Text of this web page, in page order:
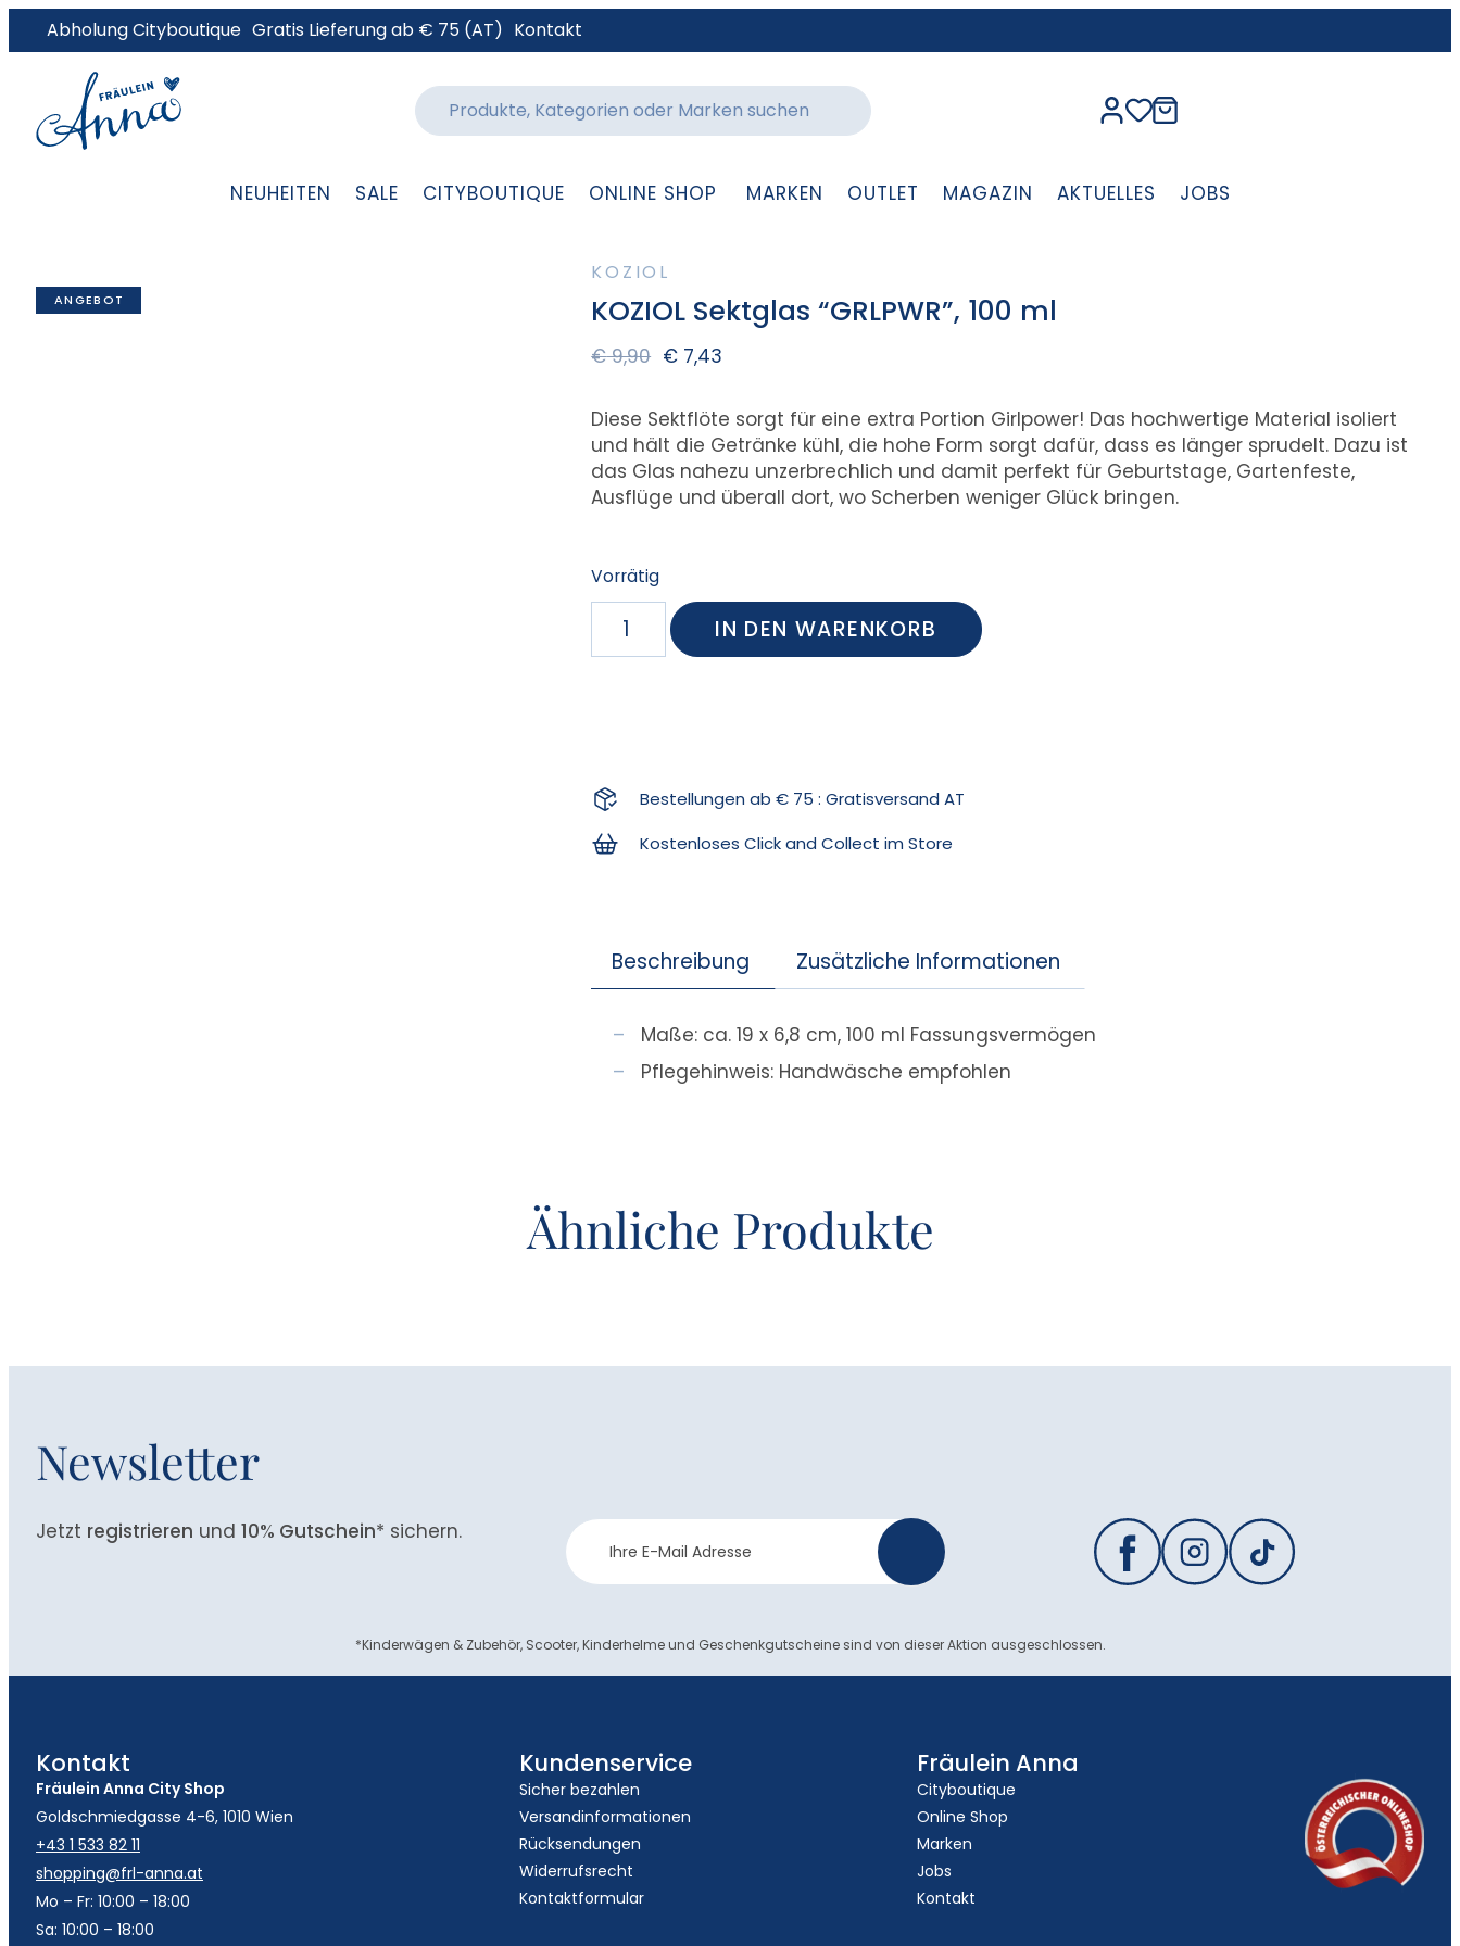
Abholung Cityboutique Gratis Lieferung ab € 75 (AT) Kontakt
NEUHEITEN SALE CITYBOUTIQUE ONLINE SHOP MARKEN OUTLET MAGAZIN AKTUELLES JOBS
ANGEBOT
KOZIOL
KOZIOL Sektglas “GRLPWR”, 100 ml
€9,90 € 7,43
Diese Sektflöte sorgt für eine extra Portion Girlpower! Das hochwertige Material isoliert
und hält die Getränke kühl, die hohe Form sorgt dafür, dass es länger sprudelt. Dazu ist
das Glas nahezu unzerbrechlich und damit perfekt für Geburtstage, Gartenfeste,
Ausflüge und überall dort, wo Scherben weniger Glück bringen.
Vorrätig
IN DEN WARENKORB
Bestellungen ab € 75 : Gratisversand AT
Kostenloses Click and Collect im Store
Beschreibung Zusätzliche Informationen
Maße: ca. 19 x 6,8 cm, 100 ml Fassungsvermögen
Pflegehinweis: Handwäsche empfohlen
Ähnliche Produkte
Newsletter
Jetzt registrieren und 10% Gutschein* sichern.
Newsletter
Anmeldung
*Kinderwägen & Zubehör, Scooter, Kinderhelme und Geschenkgutscheine sind von dieser Aktion ausgeschlossen.
Kontakt
Fräulein Anna City Shop
Goldschmiedgasse 4-6, 1010 Wien
+43 1 533 82 11
shopping@frl-anna.at
Mo – Fr: 10:00 – 18:00
Sa: 10:00 – 18:00
Kundenservice
Sicher bezahlen
Versandinformationen
Rücksendungen
Widerrufsrecht
Kontaktformular
Fräulein Anna
Cityboutique
Online Shop
Marken
Jobs
Kontakt